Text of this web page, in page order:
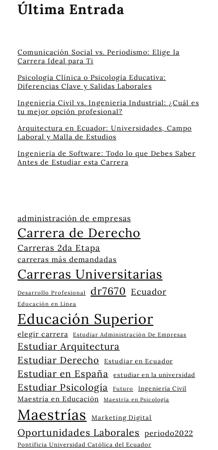
Última Entrada
Comunicación Social vs. Periodismo: Elige la
Carrera Ideal para Ti
Psicología Clínica o Psicología Educativa:
Diferencias Clave y Salidas Laborales
Ingeniería Civil vs. Ingeniería Industrial: ¿Cuál es
tu mejor opción profesional?
Arquitectura en Ecuador: Universidades, Campo
Laboral y Malla de Estudios
Ingeniería de Software: Todo lo que Debes Saber
Antes de Estudiar esta Carrera
administración de empresas
Carrera de Derecho
Carreras 2da Etapa
carreras más demandadas
Carreras Universitarias
Desarrollo Profesional dr7670 Ecuador
Educación en Línea
Educación Superior
elegir carrera Estudiar Administración De Empresas
Estudiar Arquitectura
Estudiar Derecho
Estudiar en Ecuador
Estudiar en España estudiar en la universidad
Estudiar Psicología Futuro Ingeniería Civil
Maestría en Educación Maestría en Psicología
Maestrías Marketing Digital
Oportunidades Laborales periodo2022
Pontificia Universidad Católica del Ecuador